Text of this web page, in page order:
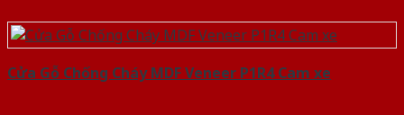
Cửa Gỗ Chống Cháy MDF Veneer P1R4 Cam xe